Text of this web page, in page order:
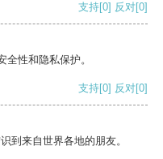
支持[0] 反对[0]
性和隐私保护。
支持[0] 反对[0]
到来自世界各地的朋友。